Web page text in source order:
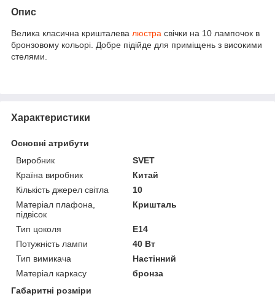
Опис
Велика класична кришталева люстра свічки на 10 лампочок в
бронзовому кольорі. Добре підійде для приміщень з високими
стелями.
Характеристики
Основні атрибути
Виробник
SVET
Країна виробник
Китай
Кількість джерел світла
10
Матеріал плафона,
підвісок
Кришталь
Тип цоколя
E14
Потужність лампи
40 Вт
Тип вимикача
Настінний
Матеріал каркасу
бронза
Габаритні розміри